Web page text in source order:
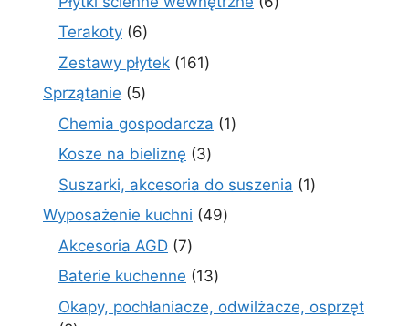
Terakoty 66
produktów
Zestawy płytek 161161
Sprzątanie 55
produktów
Chemia gospodarcza 11
Kosze na bieliznę 33
produkty
Suszarki, akcesoria do suszenia 11
Wyposażenie kuchni 4949
Akcesoria AGD 77
produktów
Baterie kuchenne 1313
produktów
Okapy, pochłaniacze, odwilżacze, osprzęt